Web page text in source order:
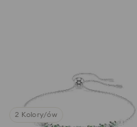
2 Kolory/ów